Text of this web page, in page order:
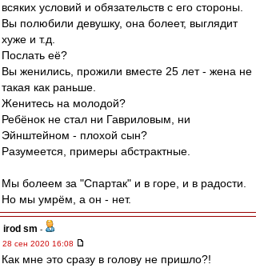
всяких условий и обязательств с его стороны.
Вы полюбили девушку, она болеет, выглядит
хуже и т.д.
Послать её?
Вы женились, прожили вместе 25 лет - жена не
такая как раньше.
Женитесь на молодой?
Ребёнок не стал ни Гавриловым, ни
Эйнштейном - плохой сын?
Разумеется, примеры абстрактные.
Мы болеем за "Спартак" и в горе, и в радости.
Но мы умрём, а он - нет.
irod sm -
28 сен 2020 16:08
Как мне это сразу в голову не пришло?!